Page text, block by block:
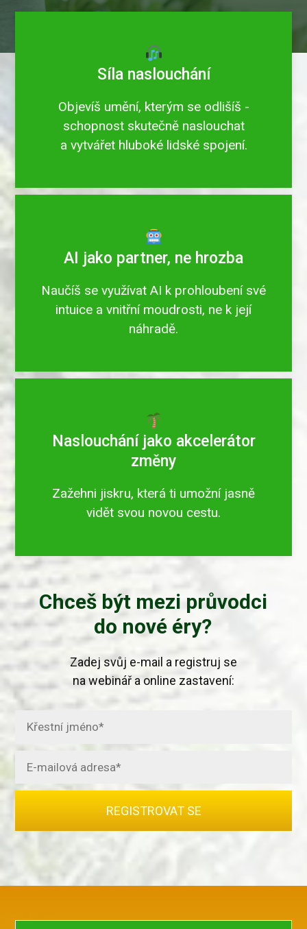
Síla naslouchání
Objevíš umění, kterým se odlišíš -
schopnost skutečně naslouchat
a vytvářet hluboké lidské spojení.
AI jako partner, ne hrozba
Naučíš se využívat AI k prohloubení své
intuice a vnitřní moudrosti, ne k její
náhradě.
Naslouchání jako akcelerátor
změny
Zažehni jiskru, která ti umožní jasně
vidět svou novou cestu.
Chceš být mezi průvodci
do nové éry?
Zadej svůj e-mail a registruj se
na webinář a online zastavení:
REGISTROVAT SE